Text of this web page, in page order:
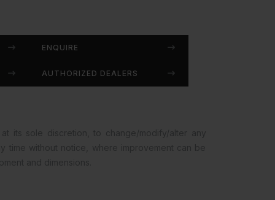
ENQUIRE
AUTHORIZED DEALERS